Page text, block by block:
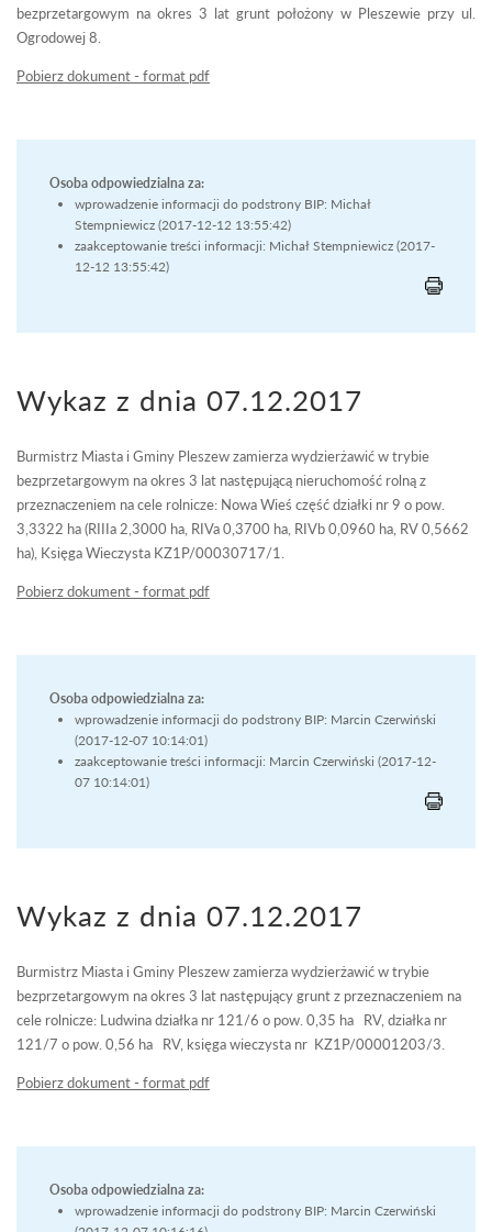
bezprzetargowym na okres 3 lat grunt położony w Pleszewie przy ul.
Ogrodowej 8.
Pobierz dokument - format pdf
Osoba odpowiedzialna za:
wprowadzenie informacji do podstrony BIP: Michał
Stempniewicz (2017-12-12 13:55:42)
zaakceptowanie treści informacji: Michał Stempniewicz (2017-
12-12 13:55:42)
Wykaz z dnia 07.12.2017
Burmistrz Miasta i Gminy Pleszew zamierza wydzierżawić w trybie
bezprzetargowym na okres 3 lat następującą nieruchomość rolną z
przeznaczeniem na cele rolnicze: Nowa Wieś część działki nr 9 o pow.
3,3322 ha (RIIIa 2,3000 ha, RIVa 0,3700 ha, RIVb 0,0960 ha, RV 0,5662
ha), Księga Wieczysta KZ1P/00030717/1.
Pobierz dokument - format pdf
Osoba odpowiedzialna za:
wprowadzenie informacji do podstrony BIP: Marcin Czerwiński
(2017-12-07 10:14:01)
zaakceptowanie treści informacji: Marcin Czerwiński (2017-12-
07 10:14:01)
Wykaz z dnia 07.12.2017
Burmistrz Miasta i Gminy Pleszew zamierza wydzierżawić w trybie
bezprzetargowym na okres 3 lat następujący grunt z przeznaczeniem na
cele rolnicze: Ludwina działka nr 121/6 o pow. 0,35 ha RV, działka nr
121/7 o pow. 0,56 ha RV, księga wieczysta nr KZ1P/00001203/3.
Pobierz dokument - format pdf
Osoba odpowiedzialna za:
wprowadzenie informacji do podstrony BIP: Marcin Czerwiński